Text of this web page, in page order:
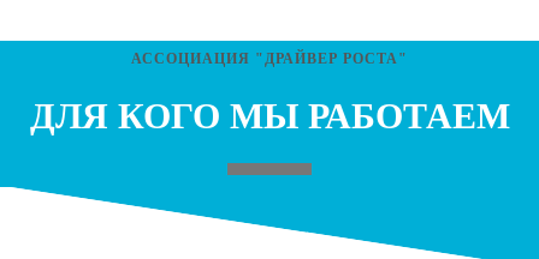
АССОЦИАЦИЯ "ДРАЙВЕР РОСТА"
ДЛЯ КОГО МЫ РАБОТАЕМ